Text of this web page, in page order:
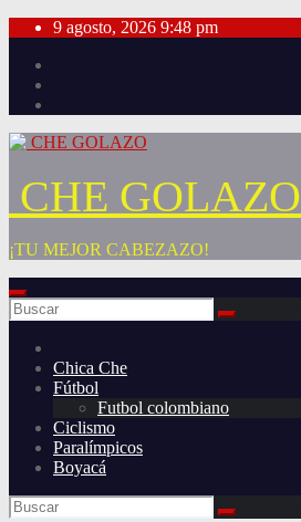
Saltar
contenido
9 agosto, 2026 9:48 pm
CHE GOLAZO
¡TU MEJOR CABEZAZO!
Chica Che
Fútbol
Futbol colombiano
Ciclismo
Paralímpicos
Boyacá